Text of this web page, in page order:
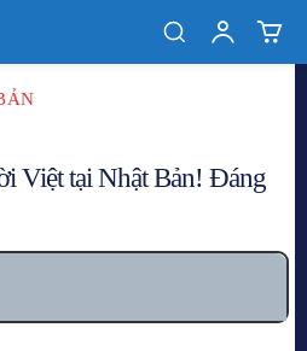
Việt tại Nhật Bản! Đáng